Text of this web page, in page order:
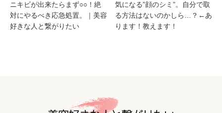
ニキビが出来たらまず○○！絶
対にやるべき応急処置。｜美容
好きな人と繋がりたい
気になる”顔のシミ”。自分で取
る方法はないのかしら…？←あ
ります！教えます！